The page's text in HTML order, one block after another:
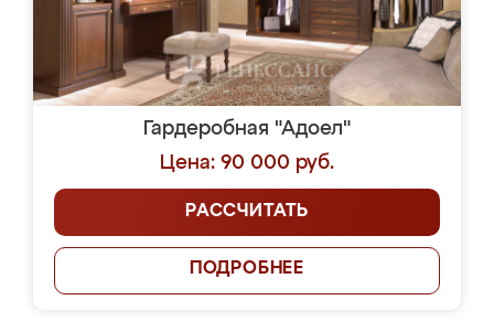
Гардеробная "Адоел"
Цена: 90 000 руб.
РАССЧИТАТЬ
ПОДРОБНЕЕ